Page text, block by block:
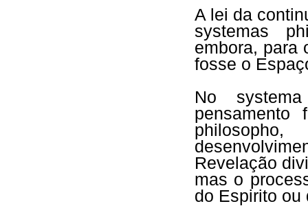
A lei da
systemas
embora, para
fosse o
No
pensamento
Revelação
mas o
do Espirito ou